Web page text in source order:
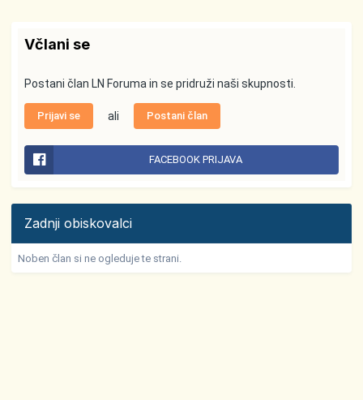
Včlani se
Postani član LN Foruma in se pridruži naši skupnosti.
Prijavi se ali Postani član
FACEBOOK PRIJAVA
Zadnji obiskovalci
Noben član si ne ogleduje te strani.